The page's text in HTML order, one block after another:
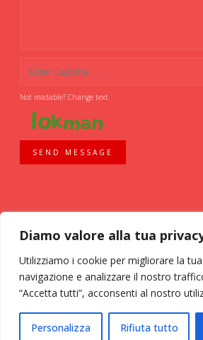
Diamo valore alla tua
Utilizziamo i cookie per migliorare la
navigazione e analizzare il nostro
“Accetta tutti”, acconsenti al nostro
Personalizza Rifiuta tutto
Not readable? Change text.
SEND MESSAGE
ASSOCIAZIONE VOLONTARI ITALIANI SANGUE -